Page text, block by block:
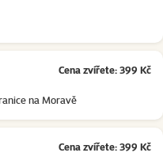
na Moravě
Cena zvířete: 399 Kč
Cena zvířete: 399 Kč